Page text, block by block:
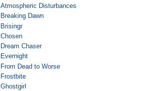
Atmospheric Disturbances
Breaking Dawn
Brisingr
Chosen
Dream Chaser
Evernight
From Dead to Worse
Frostbite
Ghostgirl